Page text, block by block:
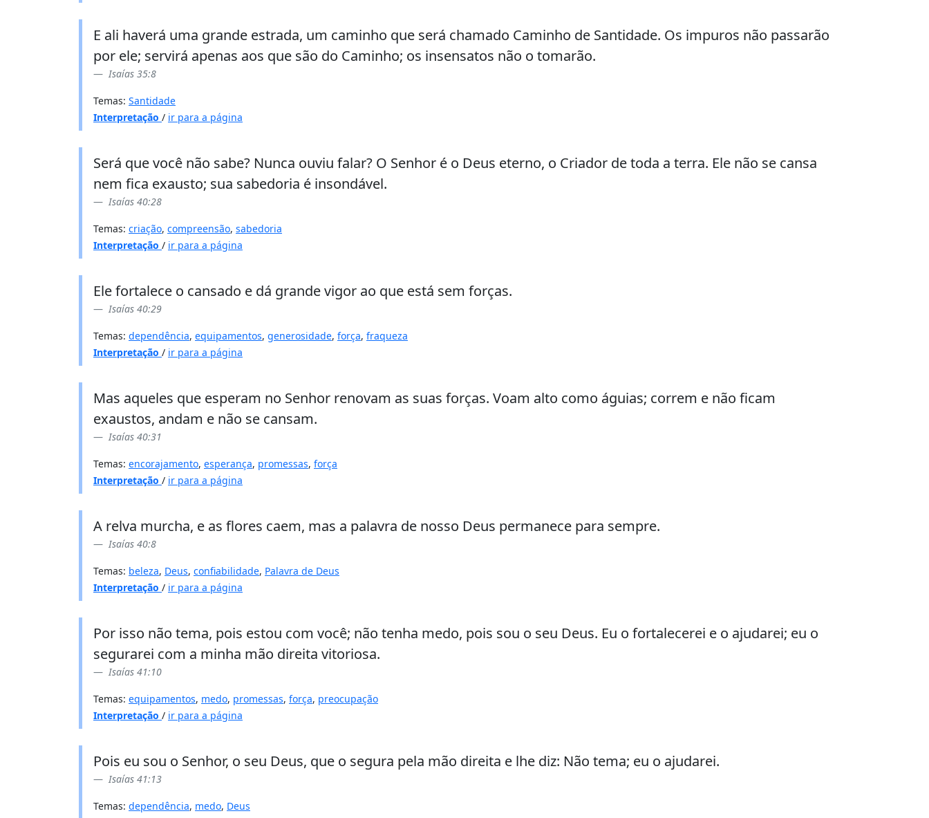
E ali haverá uma grande estrada, um caminho que será chamado Caminho de Santidade. Os impuros não passarão
por ele; servirá apenas aos que são do Caminho; os insensatos não o tomarão.
Isaías 35:8
Temas: Santidade
Interpretação / ir para a página
Será que você não sabe? Nunca ouviu falar? O Senhor é o Deus eterno, o Criador de toda a terra. Ele não se cansa
nem fica exausto; sua sabedoria é insondável.
Isaías 40:28
Temas: criação, compreensão, sabedoria
Interpretação / ir para a página
Ele fortalece o cansado e dá grande vigor ao que está sem forças.
Isaías 40:29
Temas: dependência, equipamentos, generosidade, força, fraqueza
Interpretação / ir para a página
Mas aqueles que esperam no Senhor renovam as suas forças. Voam alto como águias; correm e não ficam
exaustos, andam e não se cansam.
Isaías 40:31
Temas: encorajamento, esperança, promessas, força
Interpretação / ir para a página
A relva murcha, e as flores caem, mas a palavra de nosso Deus permanece para sempre.
Isaías 40:8
Temas: beleza, Deus, confiabilidade, Palavra de Deus
Interpretação / ir para a página
Por isso não tema, pois estou com você; não tenha medo, pois sou o seu Deus. Eu o fortalecerei e o ajudarei; eu o
segurarei com a minha mão direita vitoriosa.
Isaías 41:10
Temas: equipamentos, medo, promessas, força, preocupação
Interpretação / ir para a página
Pois eu sou o Senhor, o seu Deus, que o segura pela mão direita e lhe diz: Não tema; eu o ajudarei.
Isaías 41:13
Temas: dependência, medo, Deus